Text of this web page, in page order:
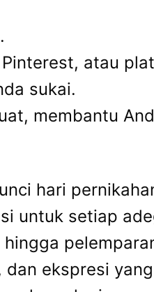
atau
sukai.
membantu
hari
untuk setiap
ekspresi